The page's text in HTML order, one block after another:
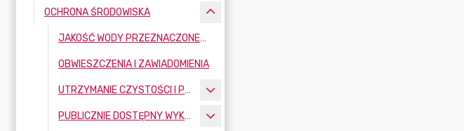
OCHRONA ŚRODOWISKA
JAKOŚĆ WODY PRZEZNACZONEJ DO SPOŻYCIA PRZEZ LUDZI NA TERENIE GMINY BOBROWNIKI
OBWIESZCZENIA I ZAWIADOMIENIA
UTRZYMANIE CZYSTOŚCI I PORZĄDKU
PUBLICZNIE DOSTĘPNY WYKAZ DANYCH O DOKUMENTACH ZAWIERAJĄCYCH INFORMACJE O ŚRODOWISKU I JEGO OCHRONIE